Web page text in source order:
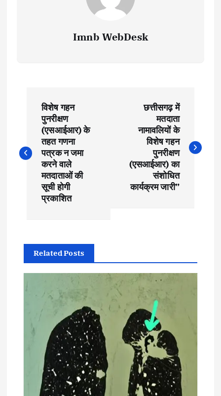
Imnb WebDesk
s
v
g
विशेष गहन
पुनरीक्षण
(एसआईआर) के
तहत गणना
पत्रक न जमा
करने वाले
मतदाताओं की
सूची होगी
प्रकाशित
छत्तीसगढ़ में
मतदाता
नामावलियों के
विशेष गहन
पुनरीक्षण
(एसआईआर) का
संशोधित
कार्यक्रम जारी”
Related Posts